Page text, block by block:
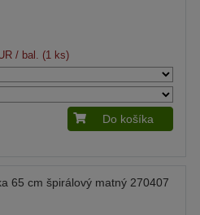
/ bal. (1 ks)
Do košíka
65 cm špirálový matný 270407